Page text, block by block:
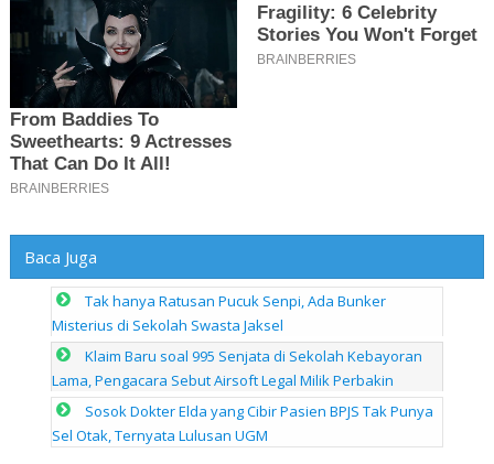
Baca Juga
Tak hanya Ratusan Pucuk Senpi, Ada Bunker
Misterius di Sekolah Swasta Jaksel
Klaim Baru soal 995 Senjata di Sekolah Kebayoran
Lama, Pengacara Sebut Airsoft Legal Milik Perbakin
Sosok Dokter Elda yang Cibir Pasien BPJS Tak Punya
Sel Otak, Ternyata Lulusan UGM